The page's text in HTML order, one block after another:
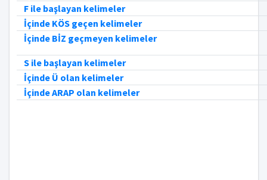
F ile başlayan kelimeler
İçinde KÖS geçen kelimeler
İçinde BİZ geçmeyen kelimeler
S ile başlayan kelimeler
İçinde Ü olan kelimeler
İçinde ARAP olan kelimeler